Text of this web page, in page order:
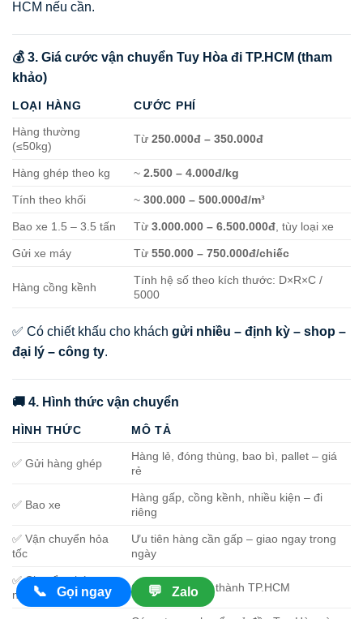
HCM nếu cần.
💰 3. Giá cước vận chuyển Tuy Hòa đi TP.HCM (tham
khảo)
LOẠI HÀNG
CƯỚC PHÍ
Hàng thường
(≤50kg)
Từ250.000đ – 350.000đ
Hàng ghép theo kg ~2.500 – 4.000đ/kg
Tính theo khối ~300.000 – 500.000đ/m³
Bao xe 1.5 – 3.5 tấn Từ3.000.000 – 6.500.000đ , tùy loại xe
Gửi xe máy Từ550.000 – 750.000đ/chiếc
Hàng cồng kềnh
Tính hệ số theo kích thước: D×R×C /
5000
✅ Có chiết khấu cho khách gửi nhiều – định kỳ – shop –
đại lý – công ty.
🚚 4. Hình thức vận chuyển
HÌNH THỨC MÔ TẢ
✅ Gửi hàng ghép
Hàng lẻ, đóng thùng, bao bì, pallet – giá
rẻ
✅ Bao xe
Hàng gấp, cồng kềnh, nhiều kiện – đi
riêng
✅ Vận chuyển hỏa
tốc
Ưu tiên hàng cần gấp – giao ngay trong
ngày
✅ Chuyển phát
nhanh
Giao 24h tại nội thành TP.HCM
📞 Gọi ngay 💬 Zalo